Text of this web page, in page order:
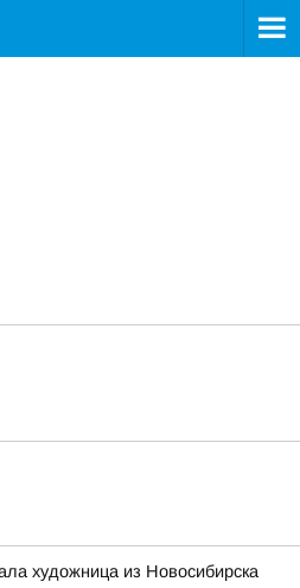
художница из Новосибирска